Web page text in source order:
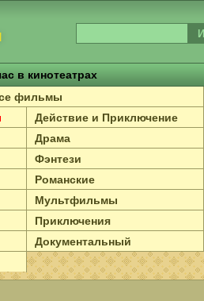
в кинотеатрах
фильмы
Действие и Приключение
Драма
Фэнтези
Романские
Мультфильмы
Приключения
Документальный